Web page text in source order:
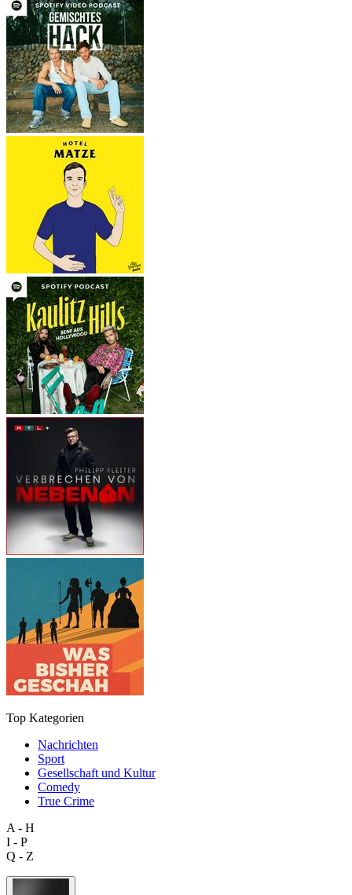
Top Kategorien
Nachrichten
Sport
Gesellschaft und Kultur
Comedy
True Crime
A - H
I - P
Q - Z